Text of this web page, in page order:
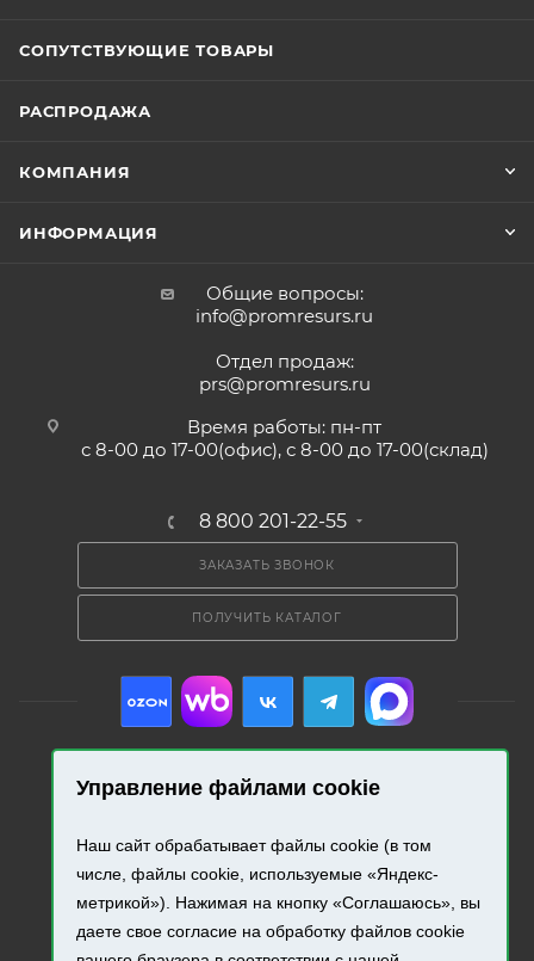
Управление файлами cookie
Наш сайт обрабатывает файлы cookie (в том
числе, файлы cookie, используемые «Яндекс-
метрикой»). Нажимая на кнопку «Соглашаюсь», вы
даете свое согласие на обработку файлов cookie
СОПУТСТВУЮЩИЕ ТОВАРЫ
РАСПРОДАЖА
КОМПАНИЯ
ИНФОРМАЦИЯ
Общие вопросы:
info@promresurs.ru
Отдел продаж:
prs@promresurs.ru
Время работы: пн-пт
с 8-00 до 17-00(офис), с 8-00 до 17-00(склад)
8 800 201-22-55
ЗАКАЗАТЬ ЗВОНОК
ПОЛУЧИТЬ КАТАЛОГ
2026 © «Промресурс». Все права защищены.
Разработка и продвижение сайта.